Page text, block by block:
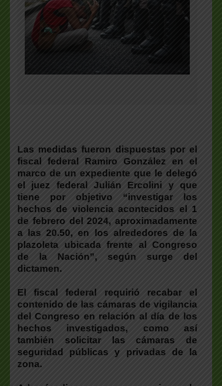
Las medidas fueron dispuestas por el
fiscal federal Ramiro González en el
marco de un expediente que le delegó
el juez federal Julián Ercolini y que
tiene por objetivo “investigar los
hechos de violencia acontecidos el 1
de febrero del 2024, aproximadamente
a las 20.50, en los alrededores de la
plazoleta ubicada frente al Congreso
de la Nación”, según surge del
dictamen.
El fiscal federal requirió recabar el
contenido de las cámaras de vigilancia
del Congreso en relación al día de los
hechos investigados, como así
también solicitar las cámaras de
seguridad públicas y privadas de la
zona.